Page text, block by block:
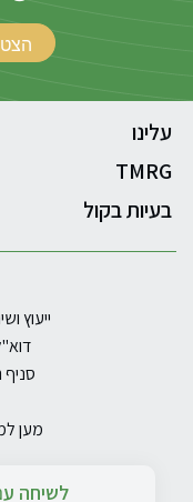
עלינו
TMRG
בעיות בקול
ייעוץ
מען
לשיחה